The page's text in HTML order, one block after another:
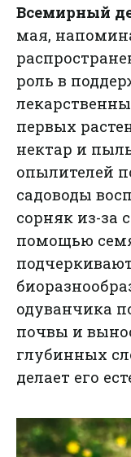
Всемирный
мая,
роль в
первых
нектар и
опылителей
садоводы
сорняк из-за
помощью
одуванчика
почвы и
глубинных
делает его